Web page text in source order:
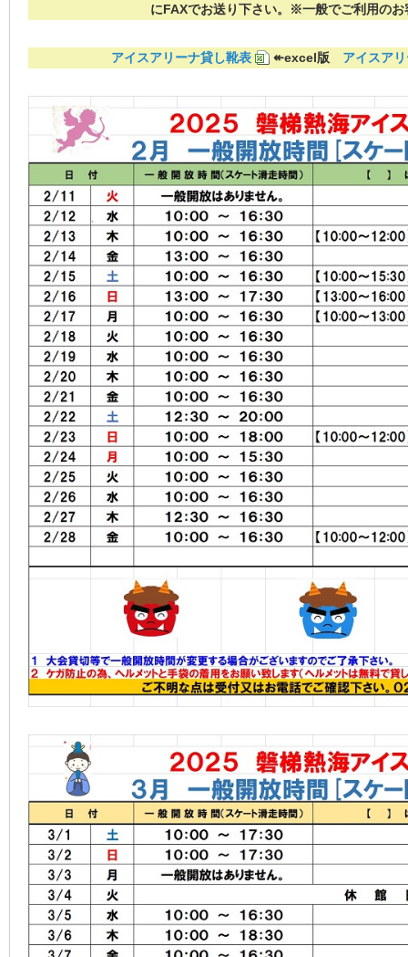
にFAXでお送り下さい。※一般でご利用のお
アイスアリーナ貸し靴表 ↞excel版 アイスア